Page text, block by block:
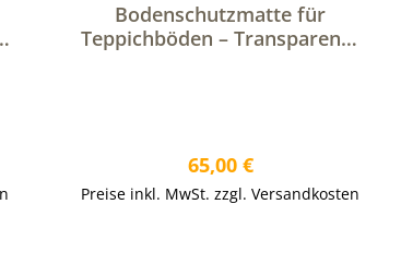
Bodenschutzmatte für
Teppichböden – Transparente
Regulärer Preis:
65,00 €
Preise inkl. MwSt. zzgl. Versandkosten